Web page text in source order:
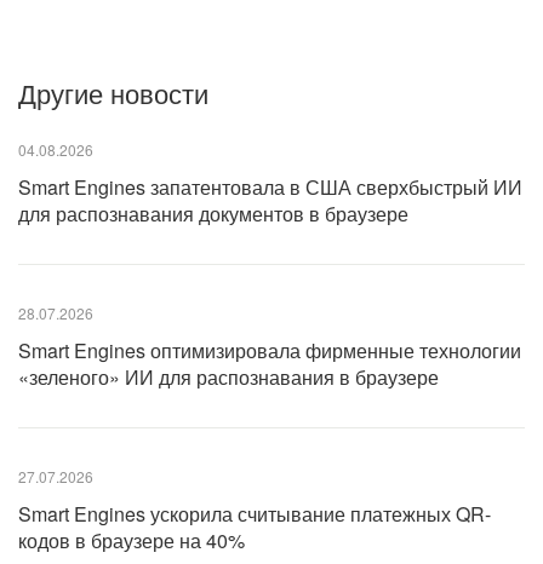
Другие новости
04.08.2026
Smart Engines запатентовала в США сверхбыстрый ИИ
для распознавания документов в браузере
28.07.2026
Smart Engines оптимизировала фирменные технологии
«зеленого» ИИ для распознавания в браузере
27.07.2026
Smart Engines ускорила считывание платежных QR-
кодов в браузере на 40%